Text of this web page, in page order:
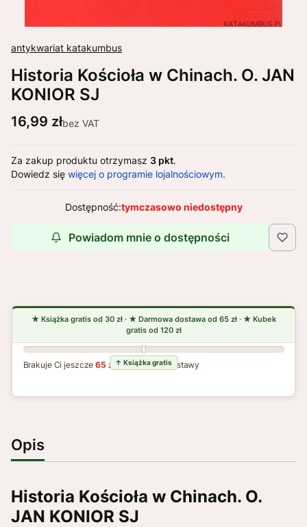
antykwariat katakumbus
Historia Kościoła w Chinach. O. JAN
KONIOR SJ
Cena
16,99 złbez VAT
Za zakup produktu otrzymasz 3 pkt.
Dowiedz się więcej o programie lojalnościowym.
Dostępność:tymczasowo niedostępny
Powiadom mnie o dostępności
Brakuje Ci jeszcze65 zł do darmowej dostawy
Opis
Historia Kościoła w Chinach. O.
JAN KONIOR SJ